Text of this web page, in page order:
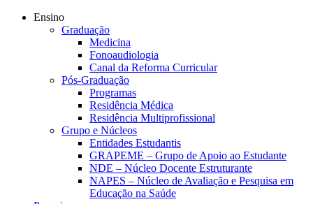
Ensino
Graduação
Medicina
Fonoaudiologia
Canal da Reforma Curricular
Pós-Graduação
Programas
Residência Médica
Residência Multiprofissional
Grupo e Núcleos
Entidades Estudantis
GRAPEME – Grupo de Apoio ao Estudante
NDE – Núcleo Docente Estruturante
NAPES – Núcleo de Avaliação e Pesquisa em
Educação na Saúde